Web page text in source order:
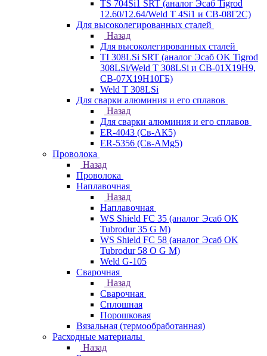
TS 704Si1 SRT (аналог Эсаб Tigrod
12.60/12.64/Weld T 4Si1 и СВ-08Г2С)
Для высоколегированных сталей
Назад
Для высоколегированных сталей
TI 308LSi SRT (аналог Эсаб OK Tigrod
308LSi/Weld T 308LSi и СВ-01Х19Н9,
СВ-07Х19Н10ГБ)
Weld T 308LSi
Для сварки алюминия и его сплавов
Назад
Для сварки алюминия и его сплавов
ER-4043 (Св-АК5)
ER-5356 (Св-АМg5)
Проволока
Назад
Проволока
Наплавочная
Назад
Наплавочная
WS Shield FC 35 (аналог Эсаб OK
Tubrodur 35 G M)
WS Shield FC 58 (аналог Эсаб OK
Tubrodur 58 O G M)
Weld G-105
Сварочная
Назад
Сварочная
Сплошная
Порошковая
Вязальная (термообработанная)
Расходные материалы
Назад